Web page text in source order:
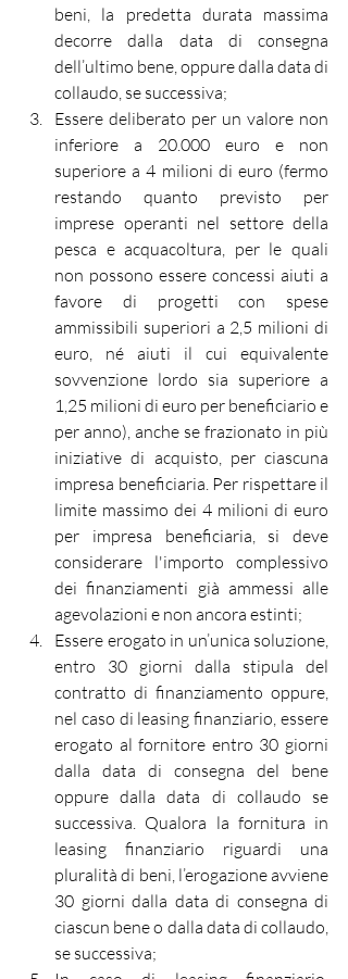
beni, la predetta durata massima
decorre dalla data di consegna
dell’ultimo bene, oppure dalla data di
collaudo, se successiva;
Essere deliberato per un valore non
inferiore a 20.000 euro e non
superiore a 4 milioni di euro (fermo
restando quanto previsto per
imprese operanti nel settore della
pesca e acquacoltura, per le quali
non possono essere concessi aiuti a
favore di progetti con spese
ammissibili superiori a 2,5 milioni di
euro, né aiuti il cui equivalente
sovvenzione lordo sia superiore a
1,25 milioni di euro per beneficiario e
per anno), anche se frazionato in più
iniziative di acquisto, per ciascuna
impresa beneficiaria. Per rispettare il
limite massimo dei 4 milioni di euro
per impresa beneficiaria, si deve
considerare l'importo complessivo
dei finanziamenti già ammessi alle
agevolazioni e non ancora estinti;
Essere erogato in un’unica soluzione,
entro 30 giorni dalla stipula del
contratto di finanziamento oppure,
nel caso di leasing finanziario, essere
erogato al fornitore entro 30 giorni
dalla data di consegna del bene
oppure dalla data di collaudo se
successiva. Qualora la fornitura in
leasing finanziario riguardi una
pluralità di beni, l’erogazione avviene
30 giorni dalla data di consegna di
ciascun bene o dalla data di collaudo,
se successiva;